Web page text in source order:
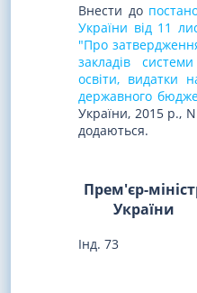
Внести до
України від 11
"Про
закладів
освіти, видатки
державного
України, 2015 р.,
додаються.
Прем'єр-
України
Інд. 73